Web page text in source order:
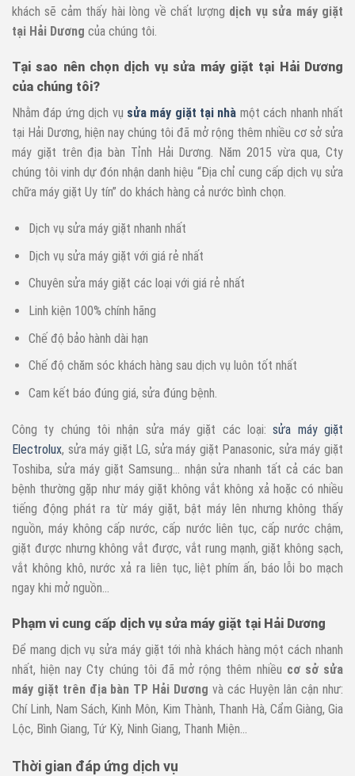
khách sẽ cảm thấy hài lòng về chất lượng dịch vụ sửa máy giặt
tại Hải Dương của chúng tôi.
Tại sao nên chọn dịch vụ sửa máy giặt tại Hải Dương
của chúng tôi?
Nhằm đáp ứng dịch vụ sửa máy giặt tại nhà một cách nhanh nhất
tại Hải Dương, hiện nay chúng tôi đã mở rộng thêm nhiều cơ sở sửa
máy giặt trên địa bàn Tỉnh Hải Dương. Năm 2015 vừa qua, Cty
chúng tôi vinh dự đón nhận danh hiệu “Địa chỉ cung cấp dịch vụ sửa
chữa máy giặt Uy tín” do khách hàng cả nước bình chọn.
Dịch vụ sửa máy giặt nhanh nhất
Dịch vụ sửa máy giặt với giá rẻ nhất
Chuyên sửa máy giặt các loại với giá rẻ nhất
Linh kiện 100% chính hãng
Chế độ bảo hành dài hạn
Chế độ chăm sóc khách hàng sau dịch vụ luôn tốt nhất
Cam kết báo đúng giá, sửa đúng bệnh.
Công ty chúng tôi nhận sửa máy giặt các loại:sửa máy giặt
Electrolux, sửa máy giặt LG, sửa máy giặt Panasonic, sửa máy giặt
Toshiba, sửa máy giặt Samsung… nhận sửa nhanh tất cả các ban
bệnh thường gặp như máy giặt không vắt không xả hoặc có nhiều
tiếng động phát ra từ máy giặt, bật máy lên nhưng không thấy
nguồn, máy không cấp nước, cấp nước liên tục, cấp nước chậm,
giặt được nhưng không vắt được, vắt rung mạnh, giặt không sạch,
vắt không khô, nước xả ra liên tục, liệt phím ấn, báo lỗi bo mạch
ngay khi mở nguồn…
Phạm vi cung cấp dịch vụ sửa máy giặt tại Hải Dương
Để mang dịch vụ sửa máy giặt tới nhà khách hàng một cách nhanh
nhất, hiện nay Cty chúng tôi đã mở rộng thêm nhiều cơ sở sửa
máy giặt trên địa bàn TP Hải Dương và các Huyện lân cận như:
Chí Linh, Nam Sách, Kinh Môn, Kim Thành, Thanh Hà, Cẩm Giàng, Gia
Lộc, Bình Giang, Tứ Kỳ, Ninh Giang, Thanh Miện…
Thời gian đáp ứng dịch vụ